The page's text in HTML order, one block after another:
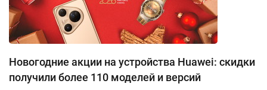
Новогодние акции на устройства Huawei: скидки
получили более 110 моделей и версий